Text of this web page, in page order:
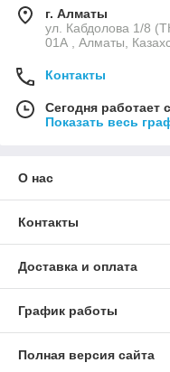
г. Алматы
ул. Кабдолова 1/8
01А , Алматы,
Контакты
Сегодня работает
Показать весь
О нас
Контакты
Доставка и оплата
График работы
Полная версия сайта